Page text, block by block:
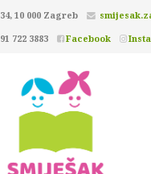
10 000 Zagreb
722 3883
Facebook